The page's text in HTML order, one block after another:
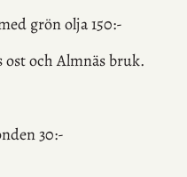
grön olja 150:-
ost och Almnäs bruk.
30:-